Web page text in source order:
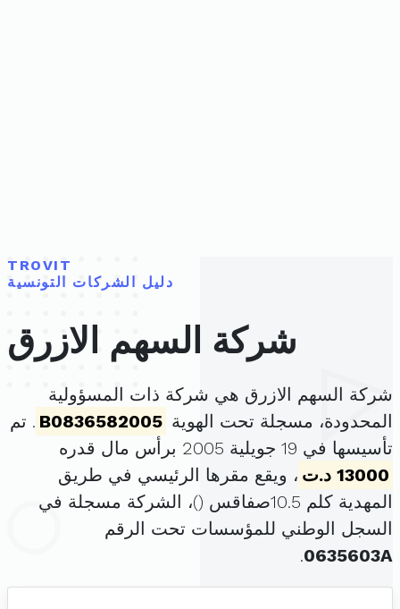
TROVIT
دليل الشركات التونسية
شركة السهم الازرق
شركة السهم الازرق هي شركة ذات المسؤولية
المحدودة، مسجلة تحت الهوية B0836582005 . تم
تأسيسها في 19 جويلية 2005 برأس مال قدره
13000 د.ت
، ويقع مقرها الرئيسي في طريق
المهدية كلم 10.5صفاقس (
)، الشركة مسجلة في
السجل الوطني للمؤسسات تحت الرقم
0635603A
.